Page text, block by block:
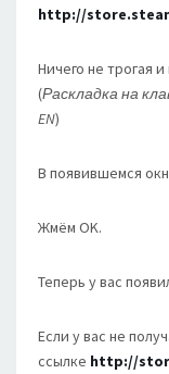
http://
Ничего не трогая
(Раскладка на
EN)
В появившемся
Жмём OK.
Теперь у вас
Если у вас не
ссылке http://